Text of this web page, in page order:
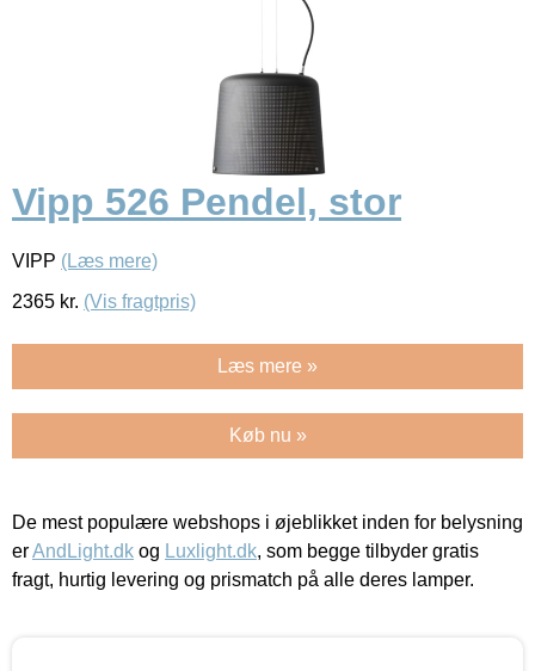
Vipp 526 Pendel, stor
VIPP (Læs mere)
2365 kr. (Vis fragtpris)
Læs mere »
Køb nu »
De mest populære webshops i øjeblikket inden for belysning
erAndLight.dk og Luxlight.dk, som begge tilbyder gratis
fragt, hurtig levering og prismatch på alle deres lamper.